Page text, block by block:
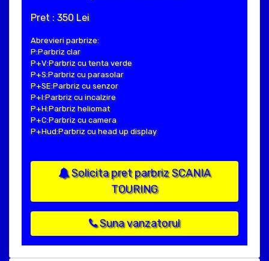
Pret : 350 Lei
Abrevieri parbrize:
P:Parbriz clar
P+V:Parbriz cu tenta verde
P+S:Parbriz cu parasolar
P+SE:Parbriz cu senzor
P+I:Parbriz cu incalzire
P+H:Parbriz heliomat
P+C:Parbriz cu camera
P+Hud:Parbriz cu head up display
Solicita pret parbriz SCANIA
TOURING
Suna vanzatorul